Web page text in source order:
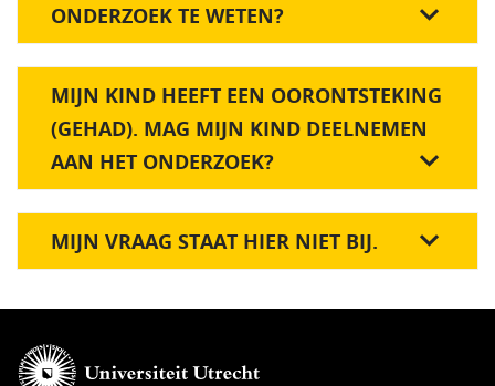
ONDERZOEK TE WETEN?
MIJN KIND HEEFT EEN OORONTSTEKING
(GEHAD). MAG MIJN KIND DEELNEMEN
AAN HET ONDERZOEK?
MIJN VRAAG STAAT HIER NIET BIJ.